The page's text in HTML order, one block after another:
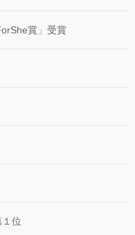
賞」受賞
位